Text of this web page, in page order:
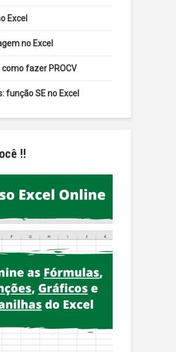
Excel
no Excel
fazer PROCV
função SE no Excel
!!